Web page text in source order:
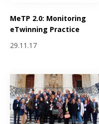
MeTP 2.0: Monitoring
eTwinning Practice
29.11.17